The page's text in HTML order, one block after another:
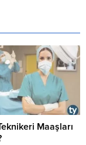
Maaşları